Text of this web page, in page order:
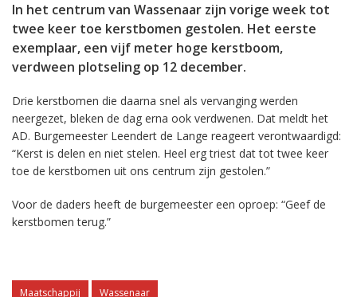
In het centrum van Wassenaar zijn vorige week tot
twee keer toe kerstbomen gestolen. Het eerste
exemplaar, een vijf meter hoge kerstboom,
verdween plotseling op 12 december.
Drie kerstbomen die daarna snel als vervanging werden
neergezet, bleken de dag erna ook verdwenen. Dat meldt het
AD. Burgemeester Leendert de Lange reageert verontwaardigd:
“Kerst is delen en niet stelen. Heel erg triest dat tot twee keer
toe de kerstbomen uit ons centrum zijn gestolen.”
Voor de daders heeft de burgemeester een oproep: “Geef de
kerstbomen terug.”
Maatschappij Wassenaar